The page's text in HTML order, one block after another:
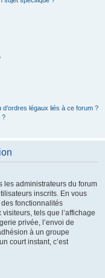
légaux liés à ce forum ?
?
les administrateurs du forum
inscrits. En vous
fonctionnalités
tels que l’affichage
privée, l’envoi de
à un groupe
court instant, c’est